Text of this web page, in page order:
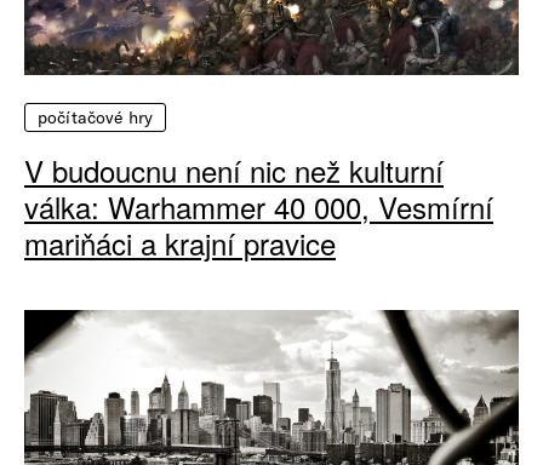
počítačové hry
V budoucnu není nic než kulturní
válka: Warhammer 40 000, Vesmírní
mariňáci a krajní pravice